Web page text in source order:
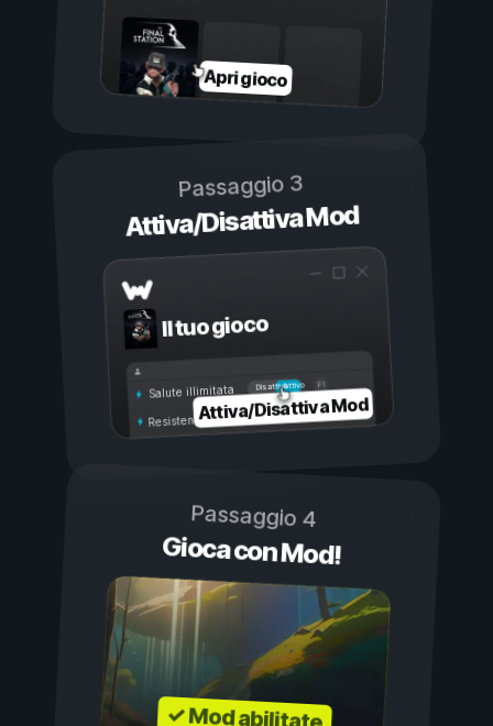
Apri gioco
Passaggio 3
Attiva/Disattiva Mod
Il tuo gioco
Attivo
Disattivo
Salute illimitata
Resistenza illimitata
Attiva/Disattiva Mod
Passaggio 4
Gioca con Mod!
✓ Mod abilitate